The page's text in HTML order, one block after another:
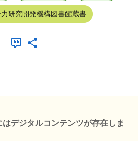
研究開発機構図書館蔵書
はデジタルコンテンツが存在しま